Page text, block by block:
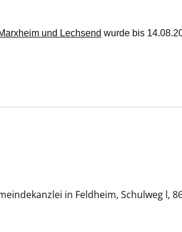
und Lechsend wurde bis
in Feldheim, Schulweg l,